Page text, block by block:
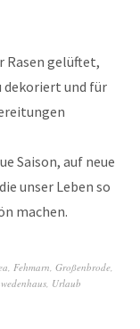
Rasen gelüftet,
und für
Saison, auf neue
unser Leben so
machen.
, Fehmarn, Großenbrode,
, Urlaub